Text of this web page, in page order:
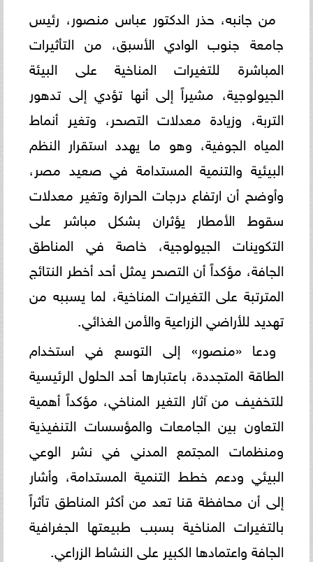
من جانبه، حذر الدكتور عباس منصور، رئيس
جامعة جنوب الوادي الأسبق، من التأثيرات
المباشرة للتغيرات المناخية على البيئة
الجيولوجية، مشيراً إلى أنها تؤدي إلى تدهور
التربة، وزيادة معدلات التصحر، وتغير أنماط
المياه الجوفية، وهو ما يهدد استقرار النظم
البيئية والتنمية المستدامة في صعيد مصر،
وأوضح أن ارتفاع درجات الحرارة وتغير معدلات
سقوط الأمطار يؤثران بشكل مباشر على
التكوينات الجيولوجية، خاصة في المناطق
الجافة، مؤكداً أن التصحر يمثل أحد أخطر النتائج
المترتبة على التغيرات المناخية، لما يسببه من
تهديد للأراضي الزراعية والأمن الغذائي.
ودعا «منصور» إلى التوسع في استخدام
الطاقة المتجددة، باعتبارها أحد الحلول الرئيسية
للتخفيف من آثار التغير المناخي، مؤكداً أهمية
التعاون بين الجامعات والمؤسسات التنفيذية
ومنظمات المجتمع المدني في نشر الوعي
البيئي ودعم خطط التنمية المستدامة، وأشار
إلى أن محافظة قنا تعد من أكثر المناطق تأثراً
بالتغيرات المناخية بسبب طبيعتها الجغرافية
الجافة واعتمادها الكبير على النشاط الزراعي.